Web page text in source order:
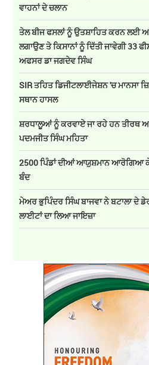
ਵਾਹਨਾਂ ਦੇ ਚਲਾਨ
ਤੇਲ ਬੀਜ ਫਸਲਾਂ ਨੂੰ ਉਤਸ਼ਾਹਿਤ ਕਰਨ
ਲਗਾਉਣ ਤੇ ਕਿਸਾਨਾਂ ਨੂੰ ਦਿੱਤੀ ਜਾਵੇਗੀ 33
ਅਫਸਰ ਡਾ ਜਗਦੇਵ ਸਿੰਘ
SIR ਤਹਿਤ ਡਿਜੀਟਲਾਈਜੇਸ਼ਨ 'ਚ ਮਾਨਸਾ
ਸਥਾਨ ਹਾਸਲ
ਸ਼ਰਧਾਲੂਆਂ ਨੂੰ ਕਰਵਾਏ ਜਾ ਰਹੇ ਹਨ ਤੀਰਥ
ਪਦਮਜੀਤ ਸਿੰਘ ਮਹਿਤਾ
2500 ਪਿੰਡਾਂ ਦੀਆਂ ਆਯੁਸ਼ਮਾਨ ਆਰੋਗਿਆ
ਬੰਦ
ਮੇਅਰ ਭੁਪਿੰਦਰ ਸਿੰਘ ਬਾਜਵਾ ਨੇ ਬਟਾਲਾ ਦੇ
ਲਾਈਟਾਂ ਦਾ ਲਿਆ ਜਾਇਜ਼ਾ